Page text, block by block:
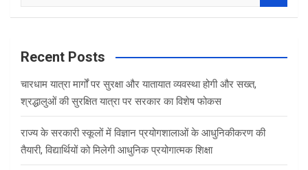
a
c
Recent Posts
चारधाम यात्रा मार्गों पर सुरक्षा और यातायात व्यवस्था होगी और सख्त,
श्रद्धालुओं की सुरक्षित यात्रा पर सरकार का विशेष फोकस
राज्य के सरकारी स्कूलों में विज्ञान प्रयोगशालाओं के आधुनिकीकरण की
तैयारी, विद्यार्थियों को मिलेगी आधुनिक प्रयोगात्मक शिक्षा